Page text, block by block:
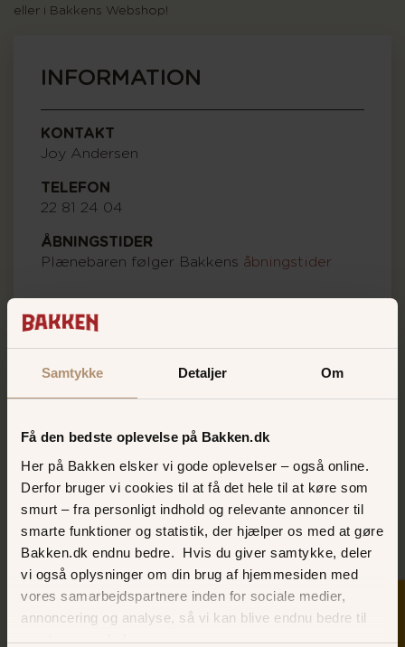
Samtykke Detaljer Om
Få den bedste oplevelse på Bakken.dk
Her på Bakken elsker vi gode oplevelser – også online.
Derfor bruger vi cookies til at få det hele til at køre som
smurt – fra personligt indhold og relevante annoncer til
smarte funktioner og statistik, der hjælper os med at gøre
Bakken.dk endnu bedre. Hvis du giver samtykke, deler
vi også oplysninger om din brug af hjemmesiden med
vores samarbejdspartnere inden for sociale medier,
annoncering og analyse, så vi kan blive endnu bedre til
næste gang, du besøger os.
eller i Bakkens Webshop!
INFORMATION
KONTAKT
Joy Andersen
TELEFON
22 81 24 04
ÅBNINGSTIDER
Plænebaren følger Bakkens åbningstider